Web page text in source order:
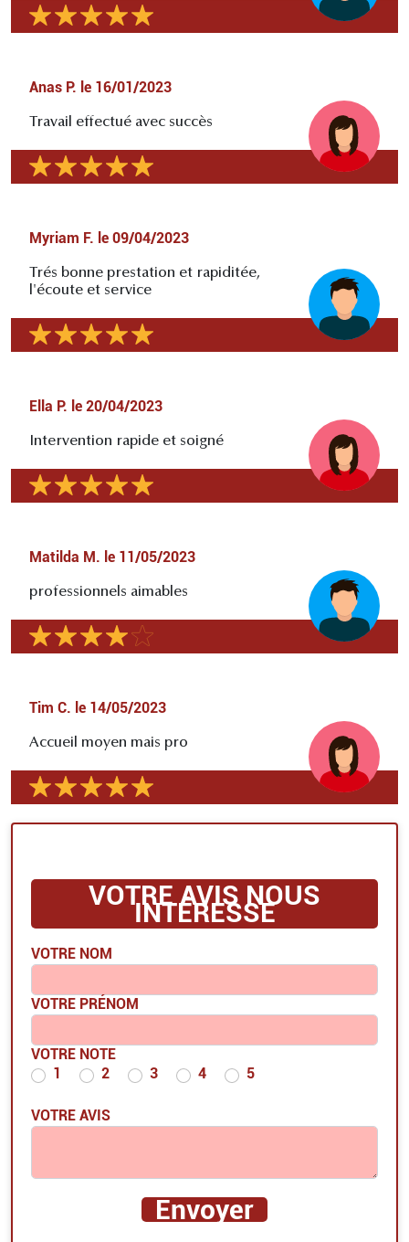
Anas P. le 16/01/2023
Travail effectué avec succès
Myriam F. le 09/04/2023
Trés bonne prestation et rapiditée,
l'écoute et service
Ella P. le 20/04/2023
Intervention rapide et soigné
Matilda M. le 11/05/2023
professionnels aimables
Tim C. le 14/05/2023
Accueil moyen mais pro
VOTRE AVIS NOUS
INTÉRESSE
VOTRE NOM
VOTRE PRÉNOM
VOTRE NOTE
1
2 3 4 5
VOTRE AVIS